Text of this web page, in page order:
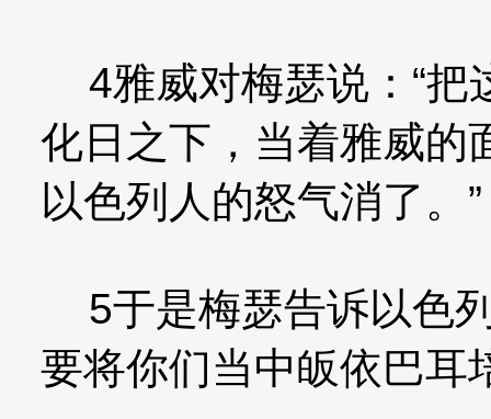
4雅威对梅瑟说：“把
化日之下，当着雅威的
以色列人的怒气消了。”
5于是梅瑟告诉以色
要将你们当中皈依巴耳